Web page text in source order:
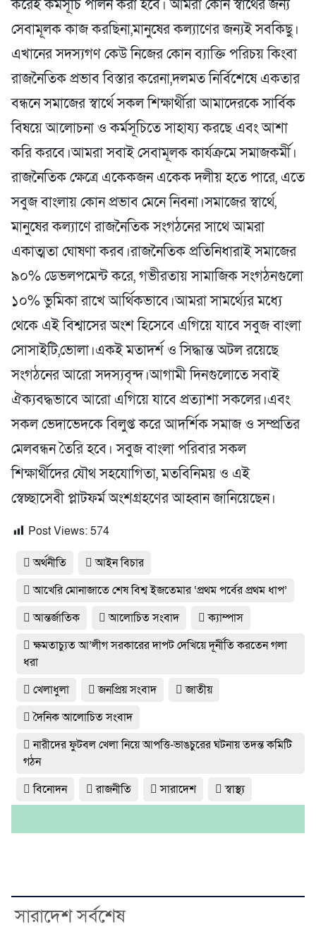
করেই কর্মসূচি পালন করা হবে। আমরা কোন স্বার্থের জন্য
সেবামূলক কাজ করছিনা,মানুষের কল্যাণের জন্যই সবকিছু।
এখানের সদস্যগণ কেউ নিজের কোন ব্যাক্তি পরিচয় কিংবা
রাজনৈতিক প্রভাব বিস্তার করেনা,দলমত নির্বিশেষে একতার
বন্ধনে সমাজের স্বার্থে সকল শিক্ষার্থীরা আমাদেরকে সার্বিক
বিষয়ে আলোচনা ও কর্মসূচিতে সাহায্য করছে এবং আশা
করি করবে।আমরা সবাই সেবামূলক কার্যক্রমে সমাজকর্মী।
রাজনৈতিক ক্ষেত্রে একেকজন একেক দলীয় হতে পারে, এতে
সবুজ বাংলায় কোন প্রভাব মেনে নিবনা।সমাজের স্বার্থে,
মানুষের কল্যাণে রাজনৈতিক সংগঠনের সাথে আমরা
একাত্মতা ঘোষণা করব।রাজনৈতিক প্রতিনিধারাই সমাজের
৯০% ডেভলপমেন্ট করে, গভীরতায় সামাজিক সংগঠনগুলো
১০% ভুমিকা রাখে আর্থিকভাবে।আমরা সামর্থ্যের মধ্যে
থেকে এই বিশ্বাসের অংশ হিসেবে এগিয়ে যাবে সবুজ বাংলা
সোসাইটি,ভোলা।একই মতাদর্শ ও সিদ্ধান্ত অটল রয়েছে
সংগঠনের আরো সদস্যবৃন্দ।আগামী দিনগুলোতে সবাই
ঐক্যবদ্ধভাবে আরো এগিয়ে যাবে প্রত্যাশা সকলের।এবং
সকল ভেদাভেদকে বিলুপ্ত করে আদর্শিক সমাজ ও সম্প্রতির
মেলবন্ধন তৈরি হবে। সবুজ বাংলা পরিবার সকল
শিক্ষার্থীদের যৌথ সহযোগিতা, মতবিনিময় ও এই
স্বেচ্ছাসেবী প্লাটফর্ম অংশগ্রহণের আহ্বান জানিয়েছেন।
Post Views:574
অর্থনীতি
আইন বিচার
আখেরি মোনাজাতে শেষ বিশ্ব ইজতেমার ‘প্রথম পর্বের প্রথম ধাপ’
আন্তর্জাতিক
আলোচিত সংবাদ
ক্যাম্পাস
ক্ষমতাচ্যুত আ’লীগ সরকারের দাপট দেখিয়ে দূর্নীতি করতেন গলা
ধরা
খেলাধুলা
জনপ্রিয় সংবাদ
জাতীয়
দৈনিক আলোচিত সংবাদ
নারীদের ফুটবল খেলা নিয়ে আপত্তি-ভাঙচুরের ঘটনায় তদন্ত কমিটি
গঠন
বিনোদন
রাজনীতি সারাদেশ স্বাস্থ্য
সারাদেশ সর্বশেষ